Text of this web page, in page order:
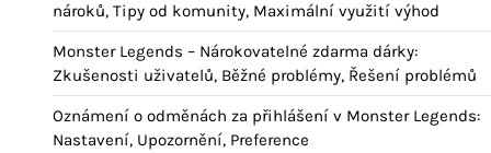
nároků, Tipy od komunity, Maximální využití výhod
Monster Legends – Nárokovatelné zdarma dárky:
Zkušenosti uživatelů, Běžné problémy, Řešení problémů
Oznámení o odměnách za přihlášení v Monster Legends:
Nastavení, Upozornění, Preference